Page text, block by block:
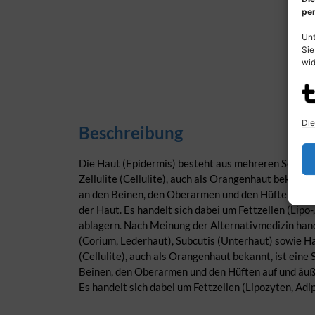
Beschreibung
Die Haut (Epidermis) besteht aus mehreren
Zellulite (Cellulite), auch als Orangenhaut
an den Beinen, den Oberarmen und den Hüften
der Haut. Es handelt sich dabei um Fettzellen
ablagern. Nach Meinung der Alternativmedizin
(Corium, Lederhaut), Subcutis (Unterhaut) sowie
(Cellulite), auch als Orangenhaut bekannt, ist
Beinen, den Oberarmen und den Hüften auf und
Es handelt sich dabei um Fettzellen (Lipozyten,